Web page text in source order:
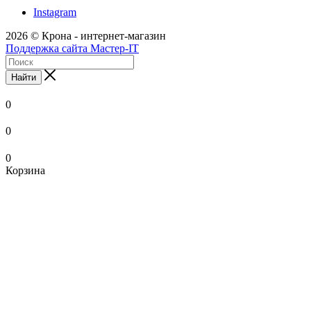
Instagram
2026 © Крона - интернет-магазин
Поддержка сайта Мастер-IT
Найти
0
0
0
Корзина